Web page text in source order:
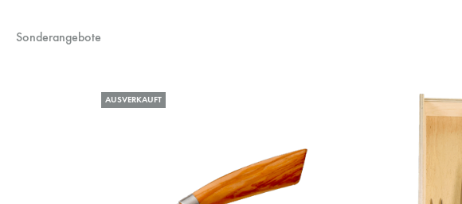
Sonderangebote
AUSVERKAUFT